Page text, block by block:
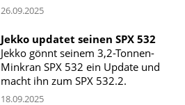
26.09.2025
Jekko updatet seinen SPX 532
Jekko gönnt seinem 3,2-Tonnen-
Minkran SPX 532 ein Update und
macht ihn zum SPX 532.2.
18.09.2025